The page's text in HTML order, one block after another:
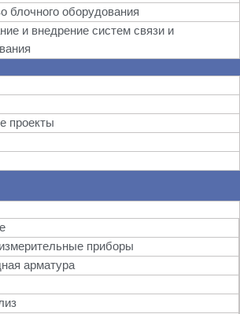
блочного оборудования
и внедрение систем связи и
проекты
приборы
арматура